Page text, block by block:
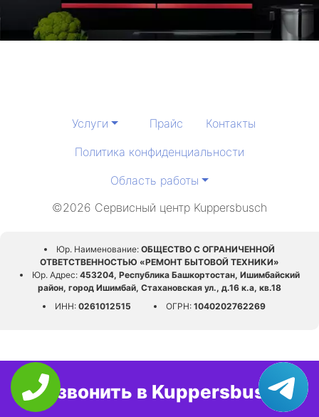
Услуги Прайс
Контакты
Политика конфиденциальности
Область работы
©2026 Сервисный центр Kuppersbusch
Юр. Наименование: ОБЩЕСТВО С ОГРАНИЧЕННОЙ
ОТВЕТСТВЕННОСТЬЮ «РЕМОНТ БЫТОВОЙ ТЕХНИКИ»
Юр. Адрес:453204, Республика Башкортостан, Ишимбайский
район, город Ишимбай, Стахановская ул., д.16 к.а, кв.18
ИНН:0261012515 ОГРН:1040202762269
Позвонить в Kuppersbusch